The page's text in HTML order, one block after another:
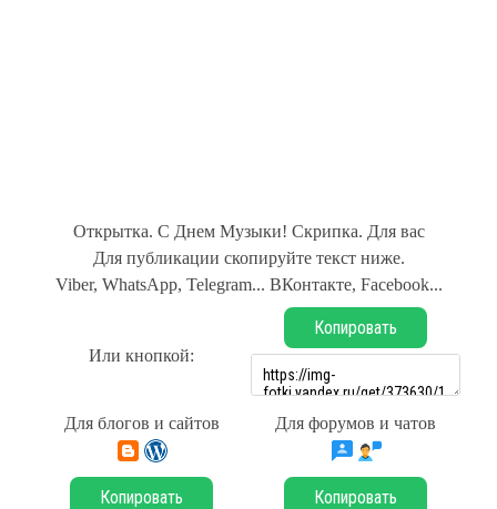
Открытка. С Днем Музыки! Скрипка. Для вас
Для публикации скопируйте текст ниже.
Viber, WhatsApp, Telegram... ВКонтакте, Facebook...
Или кнопкой:
Копировать
Для блогов и сайтов Для форумов и чатов
Копировать Копировать